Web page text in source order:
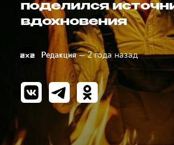
поделился
вдохновения
Редакция — 2 года назад